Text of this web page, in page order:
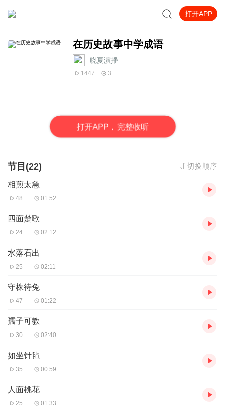
打开APP
在历史故事中学成语
晓夏演播
1447 3
打开APP，完整收听
节目(22) 切换顺序
相煎太急
48 01:52
四面楚歌
24 02:12
水落石出
25 02:11
守株待兔
47 01:22
孺子可教
30 02:40
如坐针毡
35 00:59
人面桃花
25 01:33